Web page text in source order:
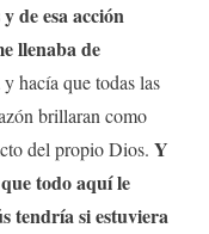
de esa acción
llenaba de
hacía que todas las
brillaran como
del propio Dios. Y
todo aquí le
tendría si estuviera